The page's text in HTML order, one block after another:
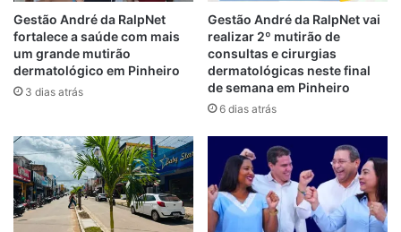
Gestão André da RalpNet
fortalece a saúde com mais
um grande mutirão
dermatológico em Pinheiro
3 dias atrás
Gestão André da RalpNet vai
realizar 2º mutirão de
consultas e cirurgias
dermatológicas neste final
de semana em Pinheiro
6 dias atrás